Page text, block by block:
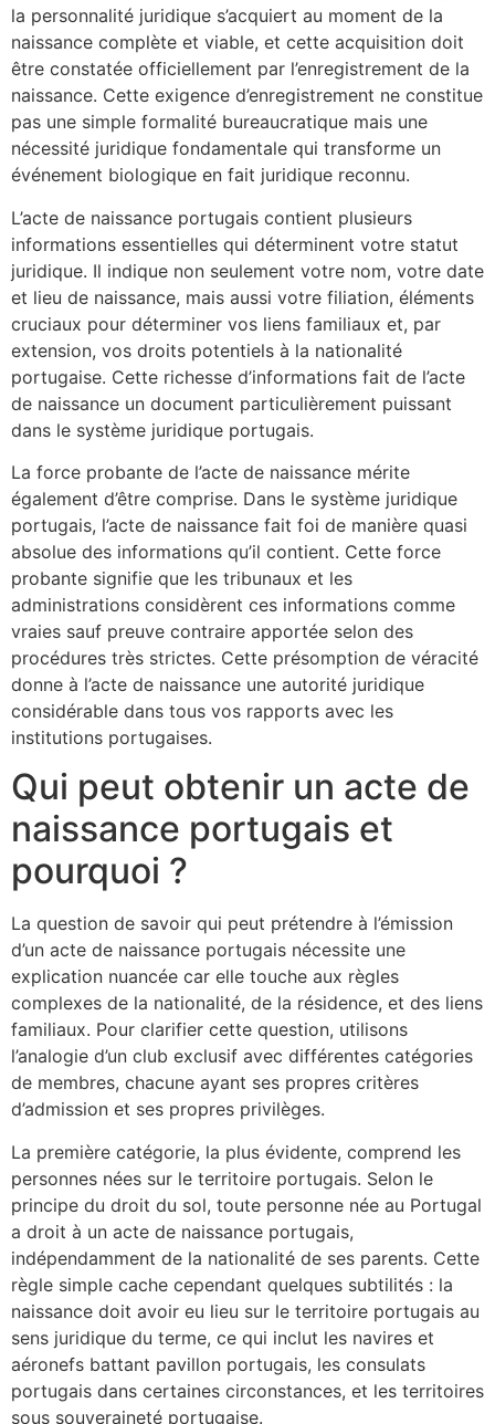
la personnalité juridique s’acquiert au moment de la
naissance complète et viable, et cette acquisition doit
être constatée officiellement par l’enregistrement de la
naissance. Cette exigence d’enregistrement ne constitue
pas une simple formalité bureaucratique mais une
nécessité juridique fondamentale qui transforme un
événement biologique en fait juridique reconnu.
L’acte de naissance portugais contient plusieurs
informations essentielles qui déterminent votre statut
juridique. Il indique non seulement votre nom, votre date
et lieu de naissance, mais aussi votre filiation, éléments
cruciaux pour déterminer vos liens familiaux et, par
extension, vos droits potentiels à la nationalité
portugaise. Cette richesse d’informations fait de l’acte
de naissance un document particulièrement puissant
dans le système juridique portugais.
La force probante de l’acte de naissance mérite
également d’être comprise. Dans le système juridique
portugais, l’acte de naissance fait foi de manière quasi
absolue des informations qu’il contient. Cette force
probante signifie que les tribunaux et les
administrations considèrent ces informations comme
vraies sauf preuve contraire apportée selon des
procédures très strictes. Cette présomption de véracité
donne à l’acte de naissance une autorité juridique
considérable dans tous vos rapports avec les
institutions portugaises.
Qui peut obtenir un acte de
naissance portugais et
pourquoi ?
La question de savoir qui peut prétendre à l’émission
d’un acte de naissance portugais nécessite une
explication nuancée car elle touche aux règles
complexes de la nationalité, de la résidence, et des liens
familiaux. Pour clarifier cette question, utilisons
l’analogie d’un club exclusif avec différentes catégories
de membres, chacune ayant ses propres critères
d’admission et ses propres privilèges.
La première catégorie, la plus évidente, comprend les
personnes nées sur le territoire portugais. Selon le
principe du droit du sol, toute personne née au Portugal
a droit à un acte de naissance portugais,
indépendamment de la nationalité de ses parents. Cette
règle simple cache cependant quelques subtilités : la
naissance doit avoir eu lieu sur le territoire portugais au
sens juridique du terme, ce qui inclut les navires et
aéronefs battant pavillon portugais, les consulats
portugais dans certaines circonstances, et les territoires
sous souveraineté portugaise.